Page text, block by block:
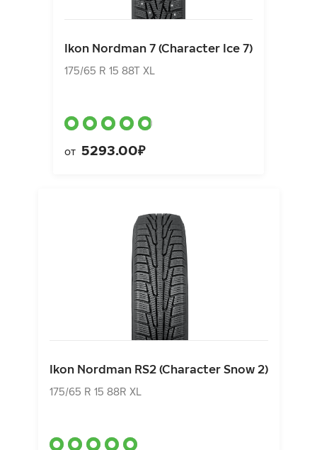
Ikon Nordman 7 (Character Ice 7)
175/65 R 15 88T XL
от 5293.00₽
Ikon Nordman RS2 (Character Snow 2)
175/65 R 15 88R XL
от5293.00₽
Ikon Nordman RS2 (Character Snow 2)
175/65 R 15 88R XL
от4769.00₽